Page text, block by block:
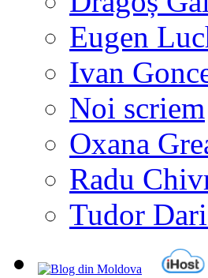
Eugen
Ivan
Noi scriem
Oxana
Radu
Tudor